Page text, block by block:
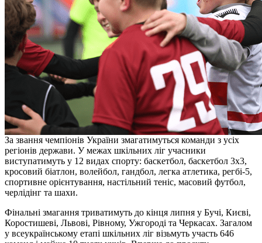
За звання чемпіонів України змагатимуться команди з усіх
регіонів держави. У межах шкільних ліг учасники
виступатимуть у 12 видах спорту: баскетбол, баскетбол 3х3,
кросовий біатлон, волейбол, гандбол, легка атлетика, регбі-5,
спортивне орієнтування, настільний теніс, масовий футбол,
черлідінг та шахи.
Фінальні змагання триватимуть до кінця липня у Бучі, Києві,
Коростишеві, Львові, Рівному, Ужгороді та Черкасах. Загалом
у всеукраїнському етапі шкільних ліг візьмуть участь 646